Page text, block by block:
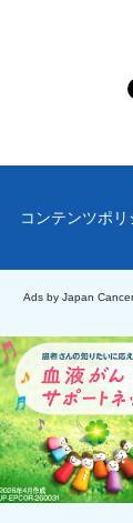
コンテンツポリ
Ads by Japan